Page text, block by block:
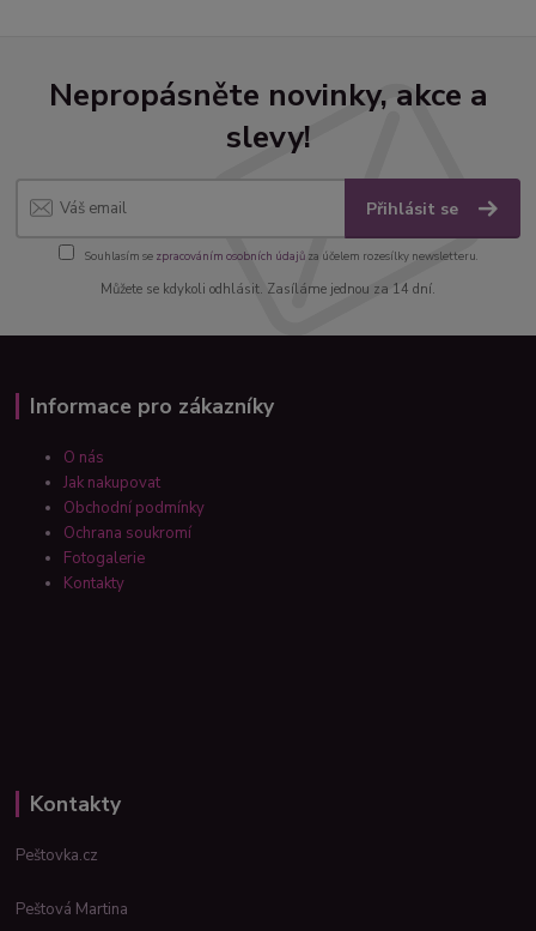
Nepropásněte novinky, akce a
slevy!
Přihlásit se
Souhlasím se zpracováním osobních údajůza účelem rozesílky newsletteru.
Můžete se kdykoli odhlásit. Zasíláme jednou za 14 dní.
Informace pro zákazníky
O nás
Jak nakupovat
Obchodní podmínky
Ochrana soukromí
Fotogalerie
Kontakty
Kontakty
Peštovka.cz
Peštová Martina